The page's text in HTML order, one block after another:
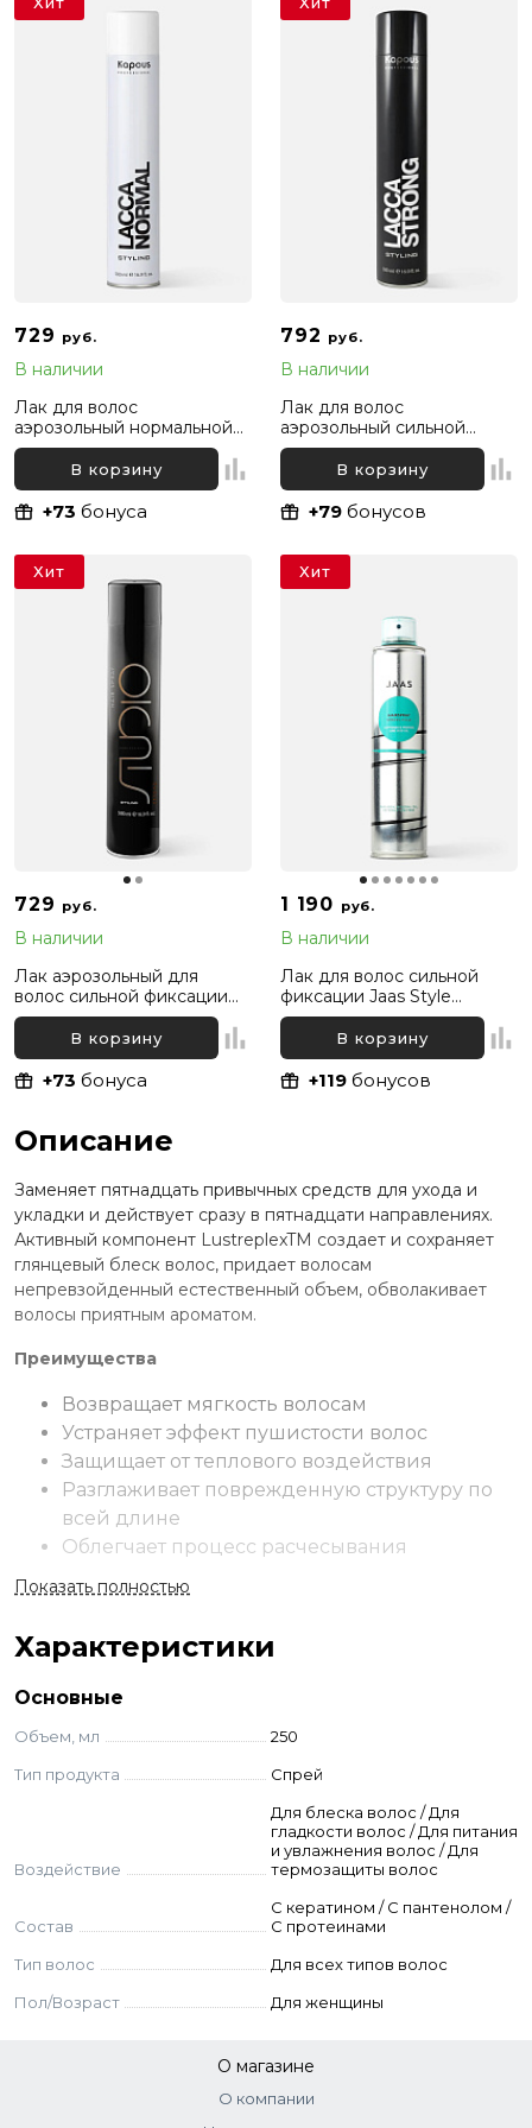
729 руб.
В наличии
Лак для волос
аэрозольный нормальной
фиксации Kapous
Professional, 500 мл
В корзину
+73 бонуса
792 руб.
В наличии
Лак для волос
аэрозольный сильной
фиксации Kapous
Professional, 500 мл
В корзину
+79 бонусов
729 руб.
В наличии
Лак аэрозольный для
волос сильной фиксации
Kapous Professional, 500 мл
В корзину
+73 бонуса
Хит
1 190 руб.
В наличии
Лак для волос сильной
фиксации Jaas Style
Hairspray Strong Hold, 300
В корзину
+119 бонусов
Хит
Описание
Заменяет пятнадцать привычных средств для ухода и
укладки и действует сразу в пятнадцати направлениях.
Активный компонент LustreplexTM создает и сохраняет
глянцевый блеск волос, придает волосам
непревзойденный естественный объем, обволакивает
волосы приятным ароматом.
Преимущества
Возвращает мягкость волосам
Устраняет эффект пушистости волос
Защищает от теплового воздействия
Разглаживает поврежденную структуру по
всей длине
Облегчает процесс расчесывания
сухих и ломких волос
структуры волос
Защищает от негативного влияния
Облегчает укладку жестких непослушных
волос, максимально насыщает волосы
Продлевает яркость цвета окрашенных
волос
Защищает от механических повреждений
Ингредиенты
Провитамин В5
Показать полностью
Характеристики
Основные
Объем, мл
250
Тип продукта
Спрей
Воздействие
Для блеска волос / Для
гладкости волос / Для питания
и увлажнения волос / Для
термозащиты волос
Состав
С кератином / C пантенолом /
С протеинами
Тип волос
Для всех типов волос
Пол/Возраст
Для женщины
О магазине
О компании